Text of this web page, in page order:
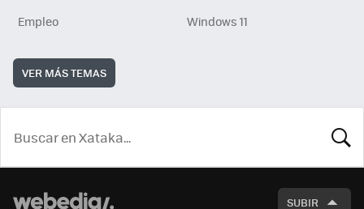
Empleo
Windows 11
VER MÁS TEMAS
SUBIR